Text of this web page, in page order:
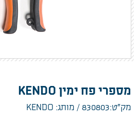
מספרי פח ימין KENDO
מק”ט:830803 מותג: KENDO